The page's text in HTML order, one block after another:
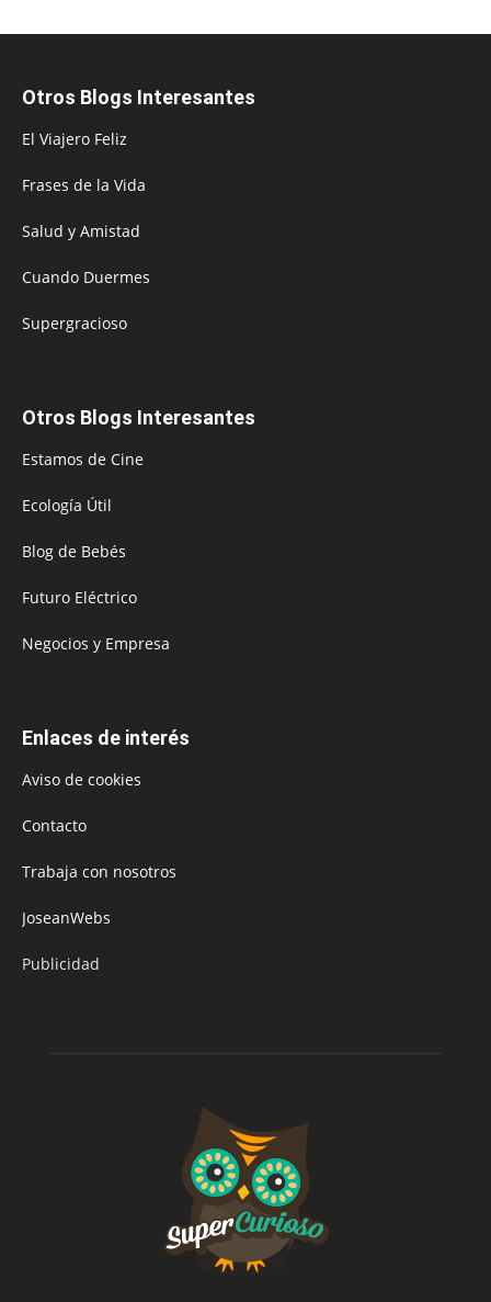
Otros Blogs Interesantes
El Viajero Feliz
Frases de la Vida
Salud y Amistad
Cuando Duermes
Supergracioso
Otros Blogs Interesantes
Estamos de Cine
Ecología Útil
Blog de Bebés
Futuro Eléctrico
Negocios y Empresa
Enlaces de interés
Aviso de cookies
Contacto
Trabaja con nosotros
JoseanWebs
Publicidad